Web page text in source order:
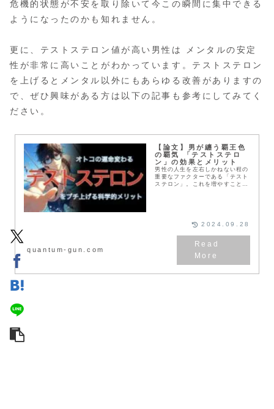
危機的状態が不安を取り除いて今この瞬間に集中できる
ようになったのかも知れません。
更に、テストステロン値が高い男性は メンタルの安定
性が非常に高いことがわかっています。テストステロン
を上げるとメンタル以外にもあらゆる改善がありますの
で、ぜひ興味がある方は以下の記事も参考にしてみてく
ださい。
【論文】男が纏う覇王色
の覇気 「テストステロ
ン」の効果とメリット
男性の人生を左右しかねない程の
重要なファクターである「テスト
ステロン」。これを増やすこと
トステロンを増やすことであなた
の身に起こるメリットをお伝えし
たいと思います。
quantum-gun.com
2024.09.28